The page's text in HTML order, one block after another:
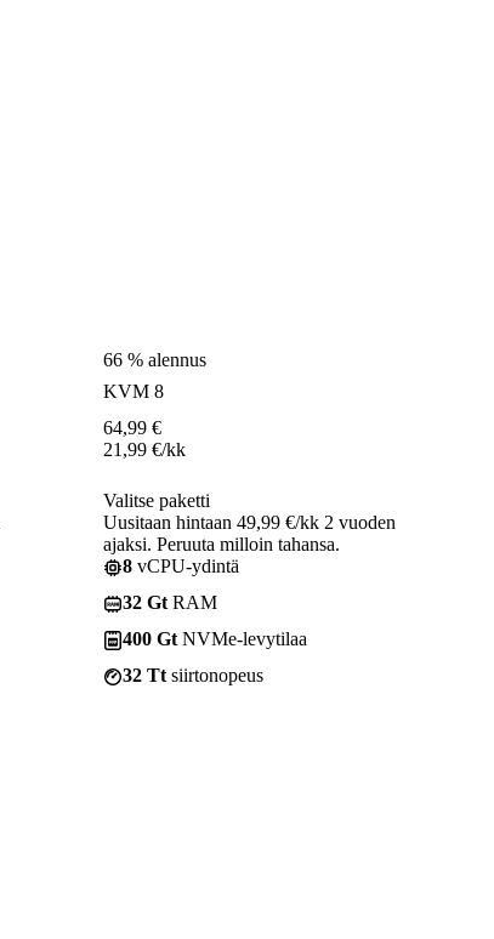
66 % alennus
KVM 8
64,99 €
21,99 €/kk
Valitse paketti
Uusitaan hintaan 49,99 €/kk 2 vuoden
ajaksi. Peruuta milloin tahansa.
8 vCPU-ydintä
32 Gt RAM
400 Gt NVMe-levytilaa
32 Tt siirtonopeus